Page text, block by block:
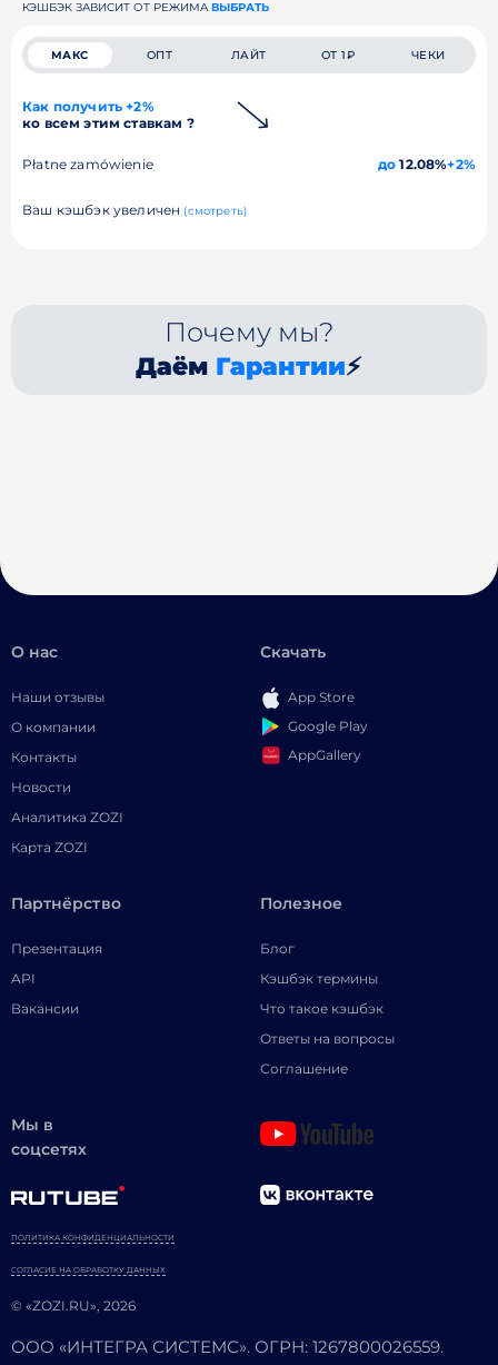
КЭШБЭК ЗАВИСИТ ОТ РЕЖИМА ВЫБРАТЬ
МАКС ОПТ ЛАЙТ ОТ 1₽ ЧЕКИ
Как получить +2%
ко всем этим ставкам ?
Płatne zamówienie до 12.08%+2%
Ваш кэшбэк увеличен (смотреть)
Почему мы?
Даём Гарантии⚡
О нас
Наши отзывы
О компании
Контакты
Новости
Аналитика ZOZI
Карта ZOZI
Скачать
App Store
Google Play
AppGallery
Партнёрство
Презентация
API
Вакансии
Полезное
Блог
Кэшбэк термины
Что такое кэшбэк
Ответы на вопросы
Соглашение
Мы в
соцсетях
© «ZOZI.RU», 2026
ПОЛИТИКА КОНФИДЕНЦИАЛЬНОСТИ
СОГЛАСИЕ НА ОБРАБОТКУ ДАННЫХ
ООО «ИНТЕГРА СИСТЕМС». ОГРН: 1267800026559.